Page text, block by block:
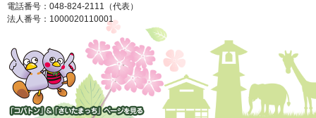
電話番号：048-824-2111（代表）
法人番号：1000020110001
「コバトン」&「さいたまっ